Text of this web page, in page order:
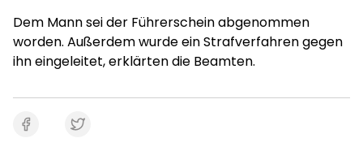
Dem Mann sei der Führerschein abgenommen
worden. Außerdem wurde ein Strafverfahren gegen
ihn eingeleitet, erklärten die Beamten.